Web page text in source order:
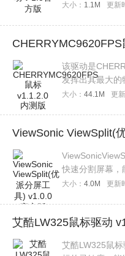
大小： 1.1M 更新
该驱动是
发挥出其最大
了，欢迎下载使
大小： 44.1M 更
ViewSonic ViewSplit(
快速分割屏幕，
过了，欢迎下载
大小： 4.0M 更新
艾酷LW325鼠标驱动
艾酷LW325鼠